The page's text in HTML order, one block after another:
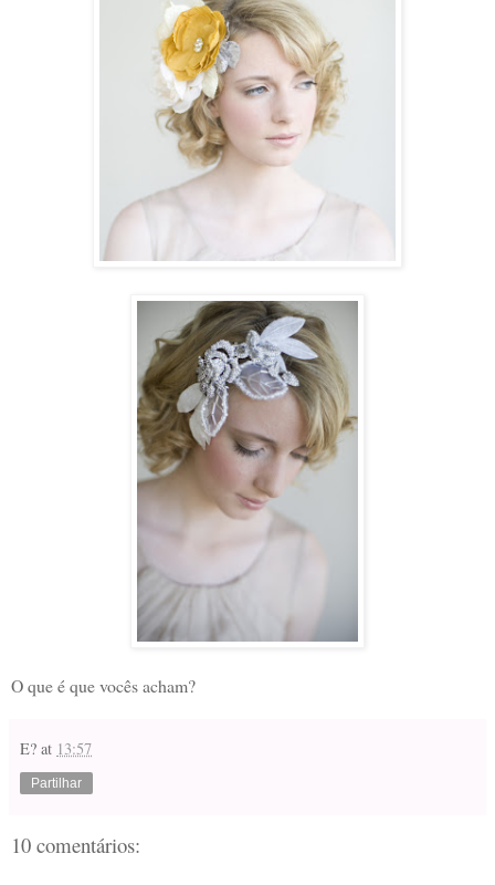
O que é que vocês acham?
E? at 13:57
Partilhar
10 comentários: